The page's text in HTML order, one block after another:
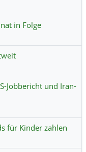
in Folge
Jobbericht und Iran-
für Kinder zahlen